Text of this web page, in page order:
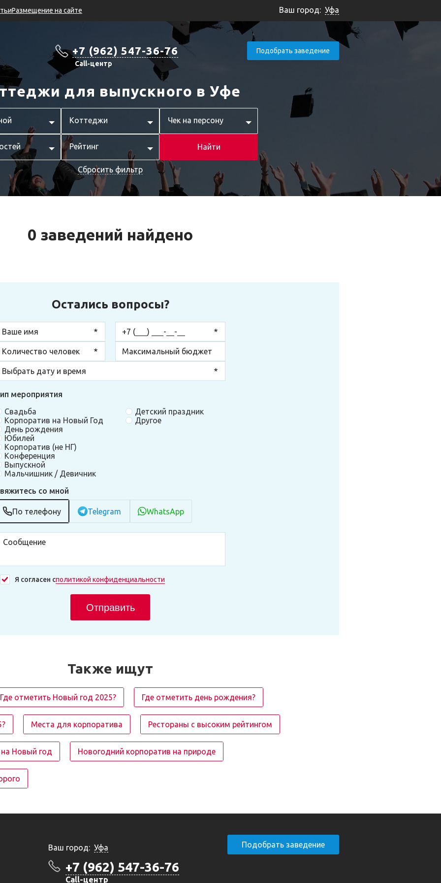
Размещение на сайте Ваш город: Уфа
+7 (962) 547-36-76
Call-центр
Подобрать заведение
для выпускного в Уфе
Коттеджи Чек на персону
Рейтинг Найти
Сбросить фильтр
0 заведений найдено
Остались вопросы?
мероприятия
Свадьба
Корпоратив на Новый Год
День рождения
Юбилей
Корпоратив (не НГ)
Конференция
Выпускной
Мальчишник / Девичник
Детский праздник
Другое
со мной
По телефону Telegram WhatsApp
Я согласен сполитикой конфиденциальности
Отправить
Также ищут
Где отметить Новый год 2025? Где отметить день рождения?
Места для корпоратива Рестораны с высоким рейтингом
Новый год Новогодний корпоратив на природе
Ваш город: Уфа
+7 (962) 547-36-76
Call-центр
Подобрать заведение